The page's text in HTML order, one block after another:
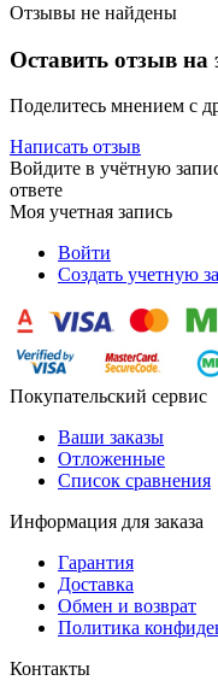
Отзывы не найдены
Оставить отзыв на
Поделитесь мнением с
Написать отзыв
Войдите в учётную
ответе
Моя учетная запись
Войти
Создать учетную
Покупательский сервис
Ваши заказы
Отложенные
Список сравнения
Информация для заказа
Гарантия
Доставка
Обмен и возврат
Политика
Контакты